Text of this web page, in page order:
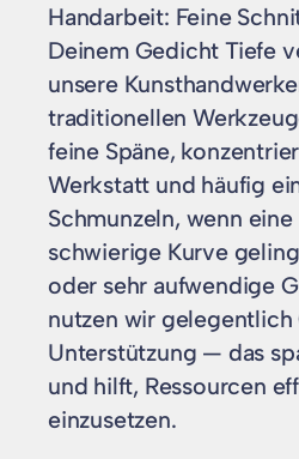
Handarbeit: Feine
Deinem Gedicht Tiefe
unsere
traditionellen
feine Späne,
Werkstatt und häufig
Schmunzeln, wenn
schwierige Kurve
oder sehr aufwendige
nutzen wir
Unterstützung — das
und hilft, Ressourcen
einzusetzen.